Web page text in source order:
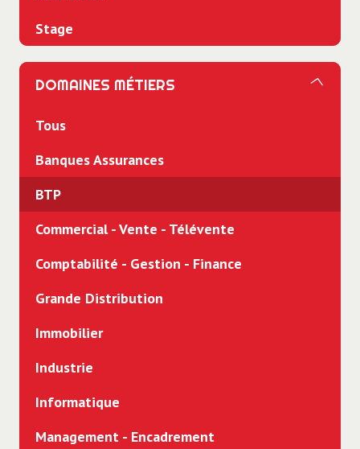
Stage
DOMAINES MÉTIERS
Tous
Banques Assurances
BTP
Commercial - Vente - Télévente
Comptabilité - Gestion - Finance
Grande Distribution
Immobilier
Industrie
Informatique
Management - Encadrement